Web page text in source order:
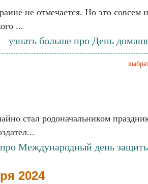
не отмечается. Но это совсем
...
узнать больше про День
стал родоначальником
про Международный день
2024